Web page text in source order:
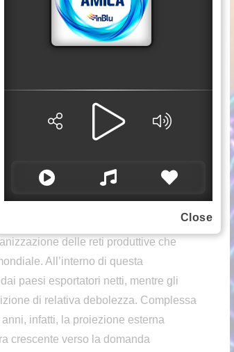
del Fucino, organizzatrice
Lucina, a Roma. L’appuntamento ha
Geopolicy consulting, già
Oriente; Stefano Fantacone,
IAI e componente del
Comitato Scientifico CER e PSIA
Direzione Comunicazione, studi e
CER, attraverso l’elaborazione
l’attuale crisi delle relazioni
globale. Ne emerge che i
presenti, non delineano il passaggio
delle reti produttive che
All’interno di questa
paesi esportatori netti, mentre gli
di relativa debolezza. Complessa
infatti, la proiezione esterna
crescente verso la domanda
Close